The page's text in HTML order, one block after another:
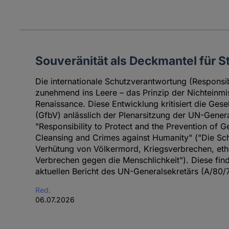
Souveränität als Deckmantel für
Die internationale Schutzverantwortung
zunehmend ins Leere – das Prinzip der
Renaissance. Diese Entwicklung kritisiert die
(GfbV) anlässlich der Plenarsitzung der UN-
"Responsibility to Protect and the Prevention of
Cleansing and Crimes against Humanity" ("Die
Verhütung von Völkermord, Kriegsverbrechen,
Verbrechen gegen die Menschlichkeit"). Diese
aktuellen Bericht des UN-Generalsekretärs (A/80/
Red.
06.07.2026